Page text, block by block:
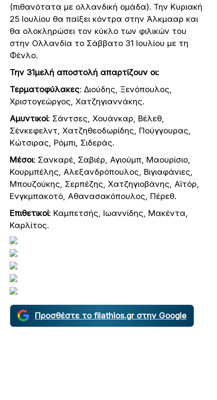
(πιθανότατα με ολλανδική ομάδα). Την Κυριακή
25 Ιουλίου θα παίξει κόντρα στην Άλκμααρ και
θα ολοκληρώσει τον κύκλο των φιλικών του
στην Ολλανδία το Σάββατο 31 Ιουλίου με τη
Φένλο.
Την 31μελή αποστολή απαρτίζουν οι:
Τερματοφύλακες: Διούδης, Ξενόπουλος,
Χριστογεώργος, Χατζηγιαννάκης.
Αμυντικοί: Σάντσες, Χουάνκαρ, Βέλεθ,
Σένκεφελντ, Χατζηθεοδωρίδης, Πούγγουρας,
Κώτσιρας, Ρόμπι, Σιδεράς.
Μέσοι: Σανκαρέ, Σαβιέρ, Αγιούμπ, Μαουρίσιο,
Κουρμπέλης, Αλεξανδρόπουλος, Βιγιαφάνιες,
Μπουζούκης, Σερπέζης, Χατζηγιοβάνης, Αϊτόρ,
Ενγκμπακοτό, Αθανασακόπουλος, Πέρεθ.
Επιθετικοί: Καμπετσής, Ιωαννίδης, Μακέντα,
Καρλίτος.
Προσθέστε το filathlos.gr στην Google